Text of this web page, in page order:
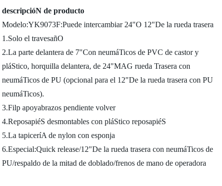
descripcióN de producto
Modelo:YK9073F:Puede intercambiar 24"O 12"De la rueda trasera
1.Solo el travesañO
2.La parte delantera de 7"Con neumáTicos de PVC de castor y
pláStico, horquilla delantera, de 24"MAG rueda Trasera con
neumáTicos de PU (opcional para el 12"De la rueda trasera con PU
neumáTicos).
3.Filp apoyabrazos pendiente volver
4.ReposapiéS desmontables con pláStico reposapiéS
5.La tapiceríA de nylon con esponja
6.Especial:Quick release/12"De la rueda trasera con neumáTicos de
PU/respaldo de la mitad de doblado/frenos de mano de operadora